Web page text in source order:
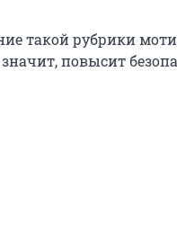
такой рубрики
повысит